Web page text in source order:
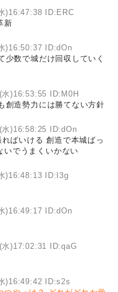
)16:47:38 ID:ERC
新
)16:50:37 ID:dOn
少数で城だけ回収していく
)16:53:55 ID:M0H
創造勢力には勝てない方針
)16:58:25 ID:dOn
ばいける 創造で本城ばっ
いでうまくいかない
)16:48:13 ID:I3g
)16:49:17 ID:dOn
)17:02:31 ID:qaG
)16:49:42 ID:s2s